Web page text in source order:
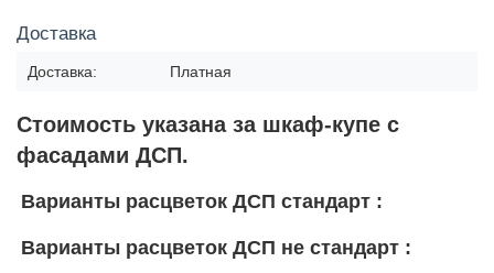
Доставка
Доставка: Платная
Стоимость указана за шкаф-купе с
фасадами ДСП.
Варианты расцветок ДСП стандарт :
Варианты расцветок ДСП не стандарт :